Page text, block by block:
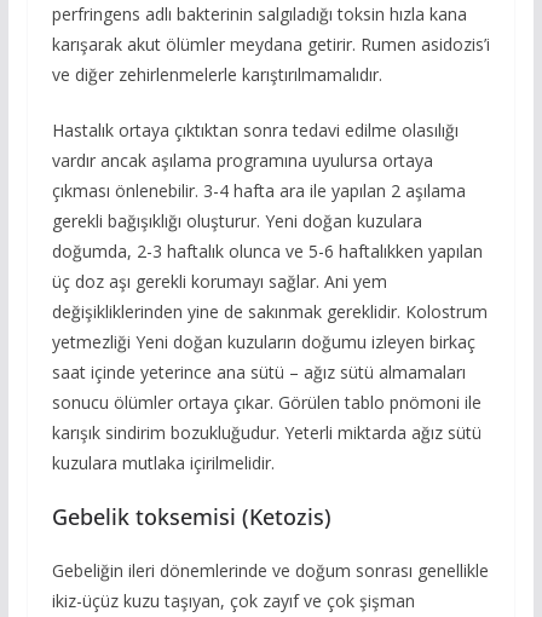
perfringens adlı bakterinin salgıladığı toksin hızla kana
karışarak akut ölümler meydana getirir. Rumen asidozis’i
ve diğer zehirlenmelerle karıştırılmamalıdır.
Hastalık ortaya çıktıktan sonra tedavi edilme olasılığı
vardır ancak aşılama programına uyulursa ortaya
çıkması önlenebilir. 3-4 hafta ara ile yapılan 2 aşılama
gerekli bağışıklığı oluşturur. Yeni doğan kuzulara
doğumda, 2-3 haftalık olunca ve 5-6 haftalıkken yapılan
üç doz aşı gerekli korumayı sağlar. Ani yem
değişikliklerinden yine de sakınmak gereklidir. Kolostrum
yetmezliği Yeni doğan kuzuların doğumu izleyen birkaç
saat içinde yeterince ana sütü – ağız sütü almamaları
sonucu ölümler ortaya çıkar. Görülen tablo pnömoni ile
karışık sindirim bozukluğudur. Yeterli miktarda ağız sütü
kuzulara mutlaka içirilmelidir.
Gebelik toksemisi (Ketozis)
Gebeliğin ileri dönemlerinde ve doğum sonrası genellikle
ikiz-üçüz kuzu taşıyan, çok zayıf ve çok şişman